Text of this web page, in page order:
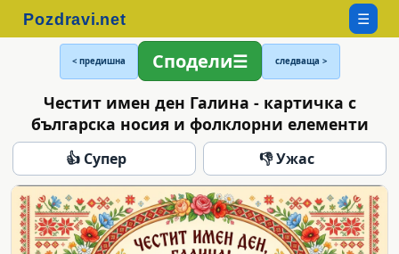
☰
< предишна Сподели следваща >
Честит имен ден Галина - картичка с
българска носия и фолклорни елементи
👍 Супер 👎 Ужас